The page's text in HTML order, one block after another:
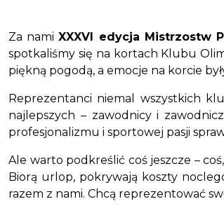
Za namiXXXVI edycja Mistrzostw
spotkaliśmy się na kortach Klubu
piękną pogodą, a emocje na korcie
Reprezentanci niemal wszystkich
najlepszych – zawodnicy i
profesjonalizmu i sportowej pasji
Ale warto podkreślić coś jeszcze –
Biorą urlop, pokrywają koszty
razem z nami. Chcą reprezentować